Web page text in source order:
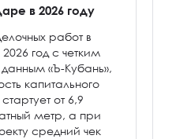
в 2026 году
работ в
год с четким
«Ъ-Кубань»,
капитального
от 6,9
метр, а при
средний чек